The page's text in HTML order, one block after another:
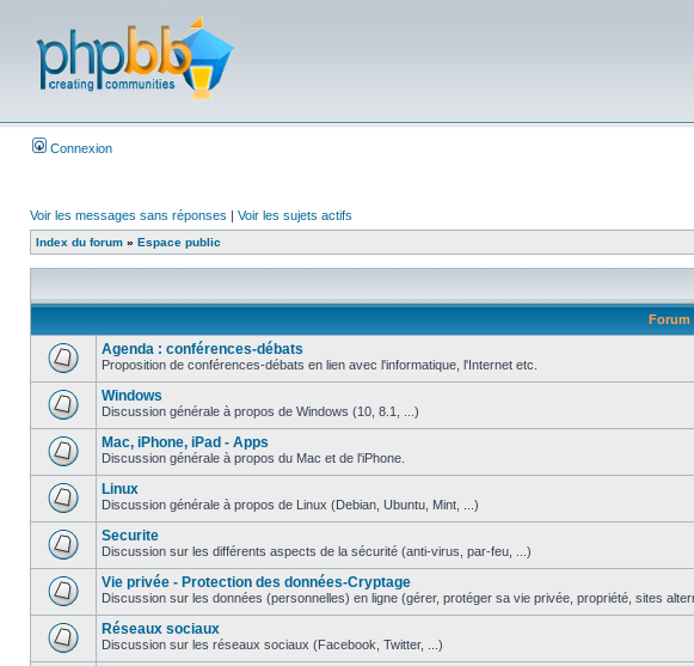
Connexion
Voir les messages sans réponses | Voir les sujets actifs
Index du forum » Espace public
Forum
Agenda : conférences-débats
Proposition de conférences-débats en lien avec l'informatique, l'Internet etc.
Windows
Discussion générale à propos de Windows (10, 8.1, ...)
Mac, iPhone, iPad - Apps
Discussion générale à propos du Mac et de l'iPhone.
Linux
Discussion générale à propos de Linux (Debian, Ubuntu, Mint, ...)
Securite
Discussion sur les différents aspects de la sécurité (anti-virus, par-feu, ...)
Vie privée - Protection des données-Cryptage
Discussion sur les données (personnelles) en ligne (gérer, protéger sa vie privée, propriété, sites
Réseaux sociaux
Discussion sur les réseaux sociaux (Facebook, Twitter, ...)